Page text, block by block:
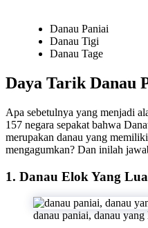
Danau Paniai
Danau Tigi
Danau Tage
Daya Tarik Danau
Apa sebetulnya yang menjadi
157 negara sepakat bahwa
merupakan danau yang
mengagumkan? Dan inilah
1. Danau Elok Yang
danau paniai, danau